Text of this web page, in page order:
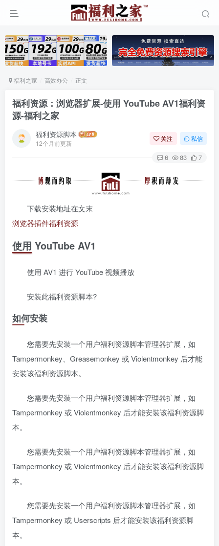
福利之家 高效办公 正文
福利资源：浏览器扩展-使用 YouTube AV1福利资
源-福利之家
福利资源脚本
12个月前更新
关注 私信
6 83 7
下载安装地址在文末
浏览器插件福利资源
使用 YouTube AV1
使用 AV1 进行 YouTube 视频播放
安装此福利资源脚本?
如何安装
您需要先安装一个用户福利资源脚本管理器扩展，如
Tampermonkey、Greasemonkey 或 Violentmonkey 后才能
安装该福利资源脚本。
您需要先安装一个用户福利资源脚本管理器扩展，如
Tampermonkey 或 Violentmonkey 后才能安装该福利资源脚
本。
您需要先安装一个用户福利资源脚本管理器扩展，如
Tampermonkey 或 Violentmonkey 后才能安装该福利资源脚
本。
您需要先安装一个用户福利资源脚本管理器扩展，如
Tampermonkey 或 Userscripts 后才能安装该福利资源脚
本。